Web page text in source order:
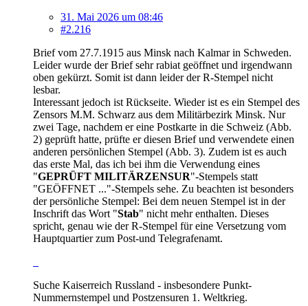
31. Mai 2026 um 08:46
#2.216
Brief vom 27.7.1915 aus Minsk nach Kalmar in Schweden.
Leider wurde der Brief sehr rabiat geöffnet und irgendwann
oben gekürzt. Somit ist dann leider der R-Stempel nicht
lesbar.
Interessant jedoch ist Rückseite. Wieder ist es ein Stempel des
Zensors M.M. Schwarz aus dem Militärbezirk Minsk. Nur
zwei Tage, nachdem er eine Postkarte in die Schweiz (Abb.
2) geprüft hatte, prüfte er diesen Brief und verwendete einen
anderen persönlichen Stempel (Abb. 3). Zudem ist es auch
das erste Mal, das ich bei ihm die Verwendung eines
"GEPRÜFT MILITÄRZENSUR"-Stempels statt
"GEÖFFNET ..."-Stempels sehe. Zu beachten ist besonders
der persönliche Stempel: Bei dem neuen Stempel ist in der
Inschrift das Wort "Stab" nicht mehr enthalten. Dieses
spricht, genau wie der R-Stempel für eine Versetzung vom
Hauptquartier zum Post-und Telegrafenamt.
Suche Kaiserreich Russland - insbesondere Punkt-
Nummernstempel und Postzensuren 1. Weltkrieg.